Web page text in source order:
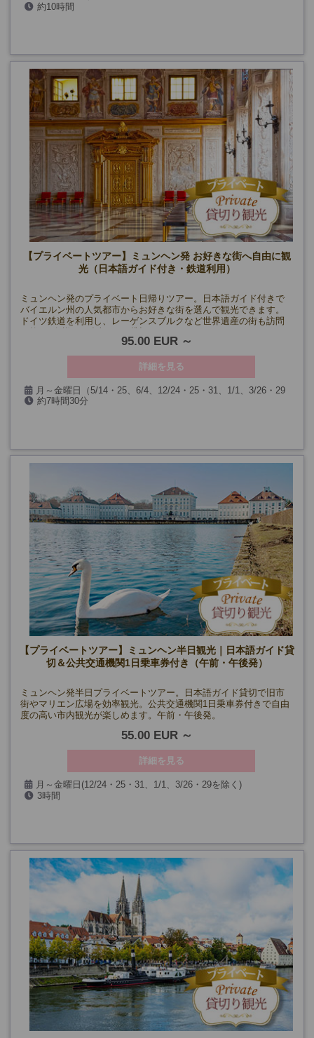
を除く）
約10時間
【プライベートツアー】ミュンヘン発 お好きな街へ自由に観
光（日本語ガイド付き・鉄道利用）
ミュンヘン発のプライベート日帰りツアー。日本語ガイド付きで
バイエルン州の人気都市からお好きな街を選んで観光できます。
ドイツ鉄道を利用し、レーゲンスブルクなど世界遺産の街も訪問
95.00 EUR
詳細を見る
月～金曜日（5/14・25、6/4、12/24・25・31、1/1、3/26・29
を除く）
約7時間30分
【プライベートツアー】ミュンヘン半日観光｜日本語ガイド貸
切＆公共交通機関1日乗車券付き（午前・午後発）
ミュンヘン発半日プライベートツアー。日本語ガイド貸切で旧市
街やマリエン広場を効率観光。公共交通機関1日乗車券付きで自由
度の高い市内観光が楽しめます。午前・午後発。
55.00 EUR
詳細を見る
月～金曜日(12/24・25・31、1/1、3/26・29を除く)
3時間